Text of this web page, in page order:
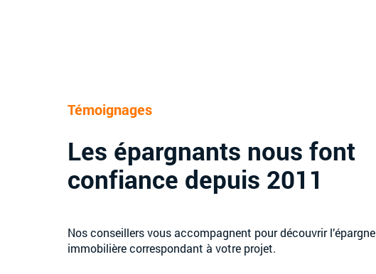
Témoignages
Les épargnants nous font
confiance depuis 2011
Nos conseillers vous accompagnent pour découvrir l’épargne
immobilière correspondant à votre projet.